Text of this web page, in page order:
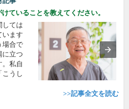
ていることを教えてください。
しては
います
場合で
に立つ
。私自
こうし
>>記事全文を読む